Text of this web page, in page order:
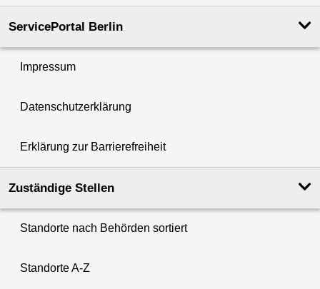
ServicePortal Berlin
Impressum
Datenschutzerklärung
Erklärung zur Barrierefreiheit
Zuständige Stellen
Standorte nach Behörden sortiert
Standorte A-Z